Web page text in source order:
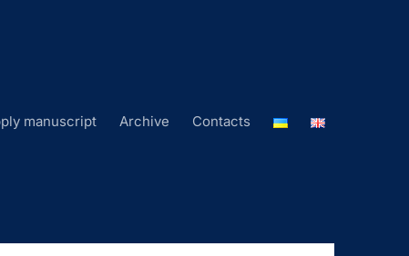
manuscript Archive Contacts